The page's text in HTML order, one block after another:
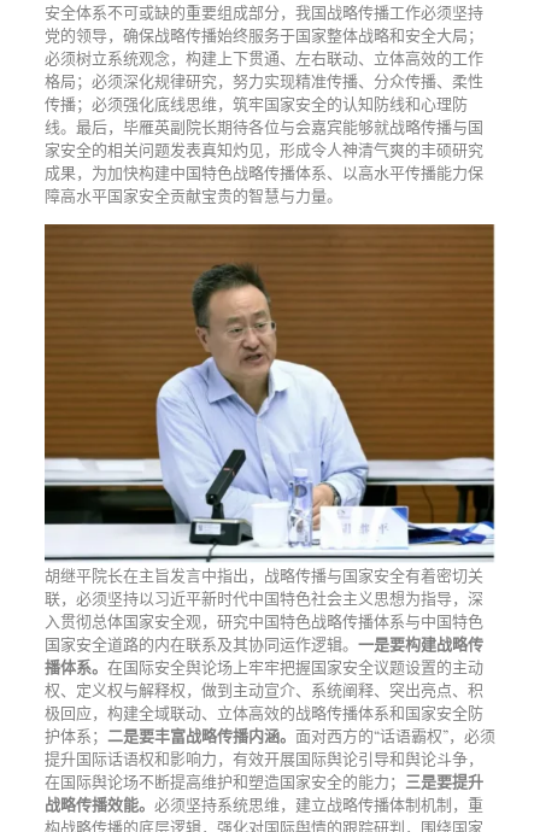
安全体系不可或缺的重要组成部分，我国战略传播工作必须坚持
党的领导，确保战略传播始终服务于国家整体战略和安全大局；
必须树立系统观念，构建上下贯通、左右联动、立体高效的工作
格局；必须深化规律研究，努力实现精准传播、分众传播、柔性
传播；必须强化底线思维，筑牢国家安全的认知防线和心理防
线。最后，毕雁英副院长期待各位与会嘉宾能够就战略传播与国
家安全的相关问题发表真知灼见，形成令人神清气爽的丰硕研究
成果，为加快构建中国特色战略传播体系、以高水平传播能力保
障高水平国家安全贡献宝贵的智慧与力量。
胡继平院长在主旨发言中指出，战略传播与国家安全有着密切关
联，必须坚持以习近平新时代中国特色社会主义思想为指导，深
入贯彻总体国家安全观，研究中国特色战略传播体系与中国特色
国家安全道路的内在联系及其协同运作逻辑。 一是要构建战略传
播体系。 在国际安全舆论场上牢牢把握国家安全议题设置的主动
权、定义权与解释权，做到主动宣介、系统阐释、突出亮点、积
极回应，构建全域联动、立体高效的战略传播体系和国家安全防
护体系； 二是要丰富战略传播内涵。 面对西方的“话语霸权”，必须
提升国际话语权和影响力，有效开展国际舆论引导和舆论斗争，
在国际舆论场不断提高维护和塑造国家安全的能力； 三是要提升
战略传播效能。 必须坚持系统思维，建立战略传播体制机制，重
构战略传播的底层逻辑，强化对国际舆情的跟踪研判，围绕国家